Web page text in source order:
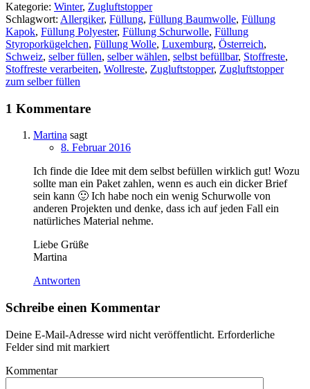
Kategorie: Winter, Zugluftstopper
Schlagwort: Allergiker, Füllung, Füllung Baumwolle, Füllung
Kapok, Füllung Polyester, Füllung Schurwolle, Füllung
Styroporkügelchen, Füllung Wolle, Luxemburg, Österreich,
Schweiz, selber füllen, selber wählen, selbst befüllbar, Stoffreste,
Stoffreste verarbeiten, Wollreste, Zugluftstopper, Zugluftstopper
zum selber füllen
1 Kommentare
Martina sagt
8. Februar 2016
Ich finde die Idee mit dem selbst befüllen wirklich gut! Wozu
sollte man ein Paket zahlen, wenn es auch ein dicker Brief
sein kann 🙂 Ich habe noch ein wenig Schurwolle von
anderen Projekten und denke, dass ich auf jeden Fall ein
natürliches Material nehme.
Liebe Grüße
Martina
Antworten
Schreibe einen Kommentar
Deine E-Mail-Adresse wird nicht veröffentlicht. Erforderliche
Felder sind mit markiert
Kommentar